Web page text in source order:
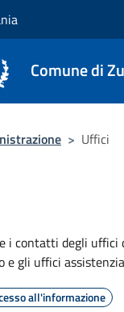
Comune di
> Uffici
i contatti degli
e gli uffici
all'informazione